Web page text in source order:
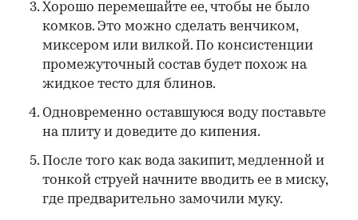
Хорошо перемешайте ее, чтобы не было
комков. Это можно сделать венчиком,
миксером или вилкой. По консистенции
промежуточный состав будет похож на
жидкое тесто для блинов.
Одновременно оставшуюся воду поставьте
на плиту и доведите до кипения.
После того как вода закипит, медленной и
тонкой струей начните вводить ее в миску,
где предварительно замочили муку.